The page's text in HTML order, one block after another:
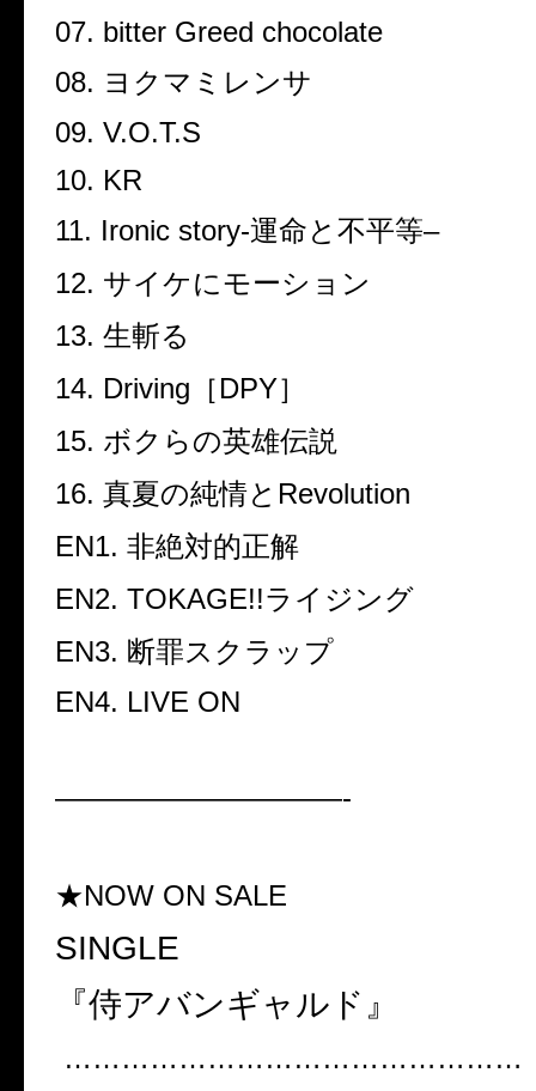
07. bitter Greed chocolate
08. ヨクマミレンサ
09. V.O.T.S
10. KR
11. Ironic story-運命と不平等–
12. サイケにモーション
13. 生斬る
14. Driving ［DPY］
15. ボクらの英雄伝説
16. 真夏の純情と Revolution
EN1. 非絶対的正解
EN2. TOKAGE!!ライジング
EN3. 断罪スクラップ
EN4. LIVE ON
——————————-
★NOW ON SALE
SINGLE
『侍アバンギャルド』
…………………………………………